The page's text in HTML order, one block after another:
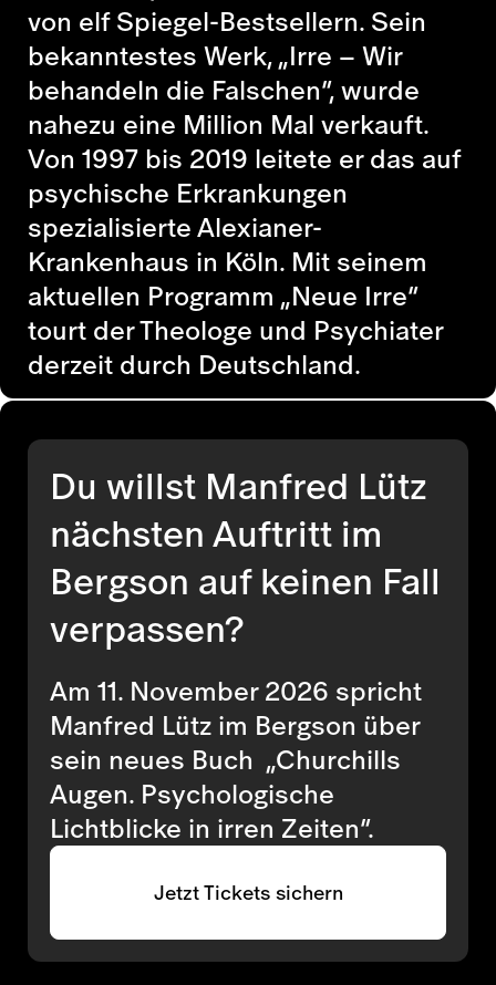
von elf Spiegel-Bestsellern. Sein
bekanntestes Werk,„Irre – Wir
behandeln die Falschen“, wurde
nahezu eine Million Mal verkauft.
Von 1997 bis 2019 leitete er das auf
psychische Erkrankungen
spezialisierte Alexianer-
Krankenhaus in Köln. Mit seinem
aktuellen Programm „Neue Irre“
tourt der Theologe und Psychiater
derzeit durch Deutschland.
Du willst Manfred Lütz
nächsten Auftritt im
Bergson auf keinen Fall
verpassen?
Am 11. November 2026 spricht
Manfred Lütz im Bergson über
sein neues Buch „Churchills
Augen. Psychologische
Lichtblicke in irren Zeiten“.
Jetzt Tickets sichern